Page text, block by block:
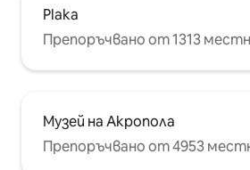
Plaka
Препоръчвано от 1313
Музей на Акропола
Препоръчвано от 4953